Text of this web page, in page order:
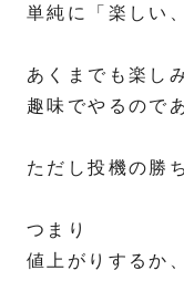
単純に「楽しい
あくまでも楽し
趣味でやるので
ただし投機の勝
つまり
値上がりするか